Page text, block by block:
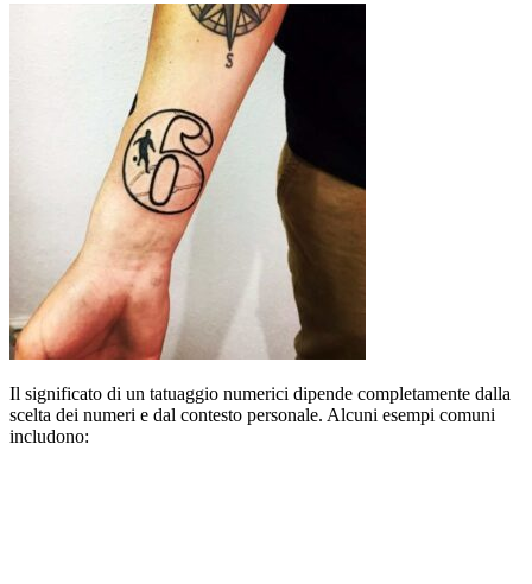
Il significato di un tatuaggio numerici dipende completamente dalla
scelta dei numeri e dal contesto personale. Alcuni esempi comuni
includono: